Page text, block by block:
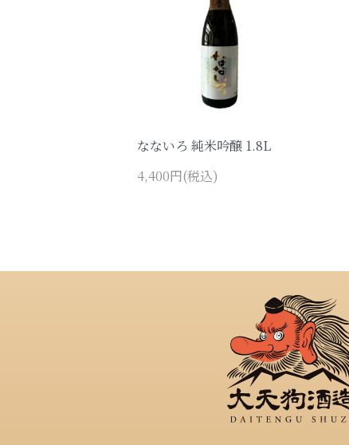
なないろ 純米吟醸 1.8L
4,400円(税込)